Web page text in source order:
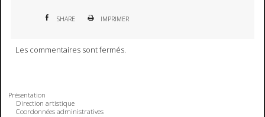
SHARE IMPRIMER
Les commentaires sont fermés.
Présentation
Direction artistique
Coordonnées administratives